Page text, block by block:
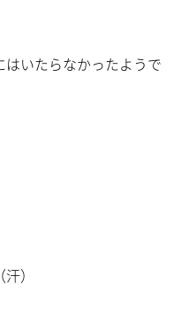
いたらなかったようで
）